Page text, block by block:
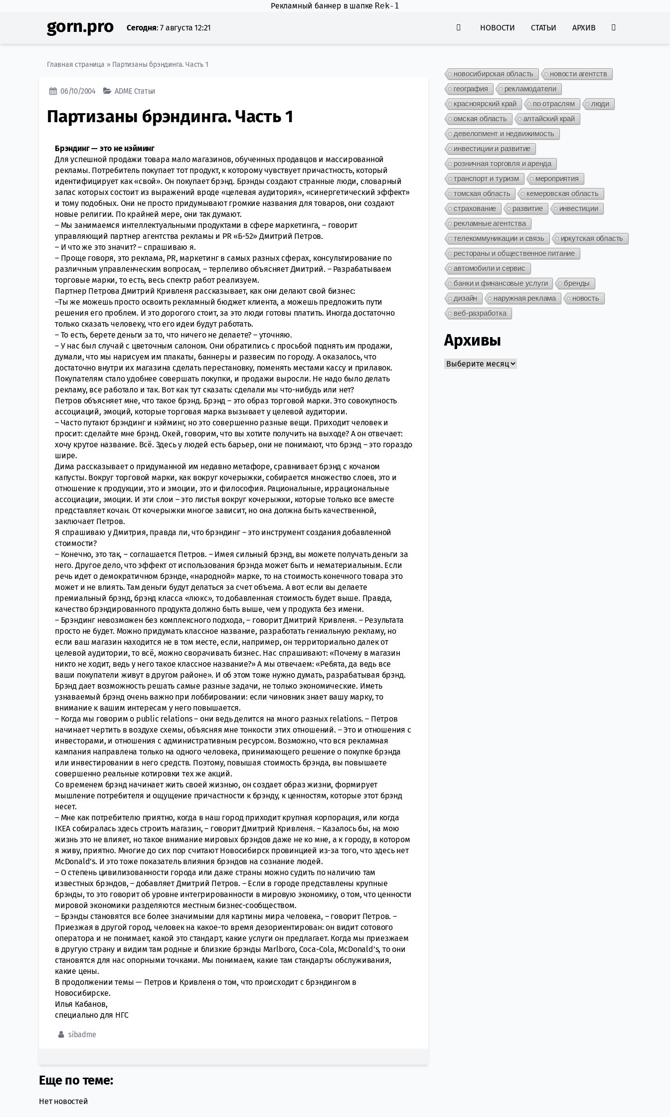
Рекламный баннер в шапке Rek-1
gorn.pro Сегодня: 7 августа 12:21 НОВОСТИ СТАТЬИ АРХИВ
Главная страница » Партизаны брэндинга. Часть 1
06/10/2004 ADME Статьи
Партизаны брэндинга. Часть 1
Брэндинг — это не нэйминг
Для успешной продажи товара мало магазинов, обученных продавцов и массированной
рекламы. Потребитель покупает тот продукт, к которому чувствует причастность, который
идентифицирует как «свой». Он покупает брэнд. Брэнды создают странные люди, словарный
запас которых состоит из выражений вроде «целевая аудитория», «синергетический эффект»
и тому подобных. Они не просто придумывают громкие названия для товаров, они создают
новые религии. По крайней мере, они так думают.
– Мы занимаемся интеллектуальными продуктами в сфере маркетинга, – говорит
управляющий партнер агентства рекламы и PR «Б-52» Дмитрий Петров.
– И что же это значит? – спрашиваю я.
– Проще говоря, это реклама, PR, маркетинг в самых разных сферах, консультирование по
различным управленческим вопросам, – терпеливо объясняет Дмитрий. – Разрабатываем
торговые марки, то есть, весь спектр работ реализуем.
Партнер Петрова Дмитрий Кривленя рассказывает, как они делают свой бизнес:
–Ты же можешь просто освоить рекламный бюджет клиента, а можешь предложить пути
решения его проблем. И это дорогого стоит, за это люди готовы платить. Иногда достаточно
только сказать человеку, что его идеи будут работать.
– То есть, берете деньги за то, что ничего не делаете? – уточняю.
– У нас был случай с цветочным салоном. Они обратились с просьбой поднять им продажи,
думали, что мы нарисуем им плакаты, баннеры и развесим по городу. А оказалось, что
достаточно внутри их магазина сделать перестановку, поменять местами кассу и прилавок.
Покупателям стало удобнее совершать покупки, и продажи выросли. Не надо было делать
рекламу, все работало и так. Вот как тут сказать: сделали мы что-нибудь или нет?
Петров объясняет мне, что такое брэнд. Брэнд – это образ торговой марки. Это совокупность
ассоциаций, эмоций, которые торговая марка вызывает у целевой аудитории.
– Часто путают брэндинг и нэйминг, но это совершенно разные вещи. Приходит человек и
просит: сделайте мне брэнд. Окей, говорим, что вы хотите получить на выходе? А он отвечает:
хочу крутое название. Всё. Здесь у людей есть барьер, они не понимают, что брэнд – это гораздо
шире.
Дима рассказывает о придуманной им недавно метафоре, сравнивает брэнд с кочаном
капусты. Вокруг торговой марки, как вокруг кочерыжки, собирается множество слоев, это и
отношение к продукции, это и эмоции, это и философия. Рациональные, иррациональные
ассоциации, эмоции. И эти слои – это листья вокруг кочерыжки, которые только все вместе
представляет кочан. От кочерыжки многое зависит, но она должна быть качественной,
заключает Петров.
Я спрашиваю у Дмитрия, правда ли, что брэндинг – это инструмент создания добавленной
стоимости?
– Конечно, это так, – соглашается Петров. – Имея сильный брэнд, вы можете получать деньги за
него. Другое дело, что эффект от использования брэнда может быть и нематериальным. Если
речь идет о демократичном брэнде, «народной» марке, то на стоимость конечного товара это
может и не влиять. Там деньги будут делаться за счет объема. А вот если вы делаете
премиальный брэнд, брэнд класса «люкс», то добавленная стоимость будет выше. Правда,
качество брэндированного продукта должно быть выше, чем у продукта без имени.
– Брэндинг невозможен без комплексного подхода, – говорит Дмитрий Кривленя. – Результата
просто не будет. Можно придумать классное название, разработать гениальную рекламу, но
если ваш магазин находится не в том месте, если, например, он территориально далек от
целевой аудитории, то всё, можно сворачивать бизнес. Нас спрашивают: «Почему в магазин
никто не ходит, ведь у него такое классное название?» А мы отвечаем: «Ребята, да ведь все
ваши покупатели живут в другом районе». И об этом тоже нужно думать, разрабатывая брэнд.
Брэнд дает возможность решать самые разные задачи, не только экономические. Иметь
узнаваемый брэнд очень важно при лоббировании: если чиновник знает вашу марку, то
внимание к вашим интересам у него повышается.
– Когда мы говорим о public relations – они ведь делится на много разных relations. – Петров
начинает чертить в воздухе схемы, объясняя мне тонкости этих отношений. – Это и отношения с
инвесторами, и отношения с административным ресурсом. Возможно, что вся рекламная
кампания направлена только на одного человека, принимающего решение о покупке брэнда
или инвестировании в него средств. Поэтому, повышая стоимость брэнда, вы повышаете
совершенно реальные котировки тех же акций.
Со временем брэнд начинает жить своей жизнью, он создает образ жизни, формирует
мышление потребителя и ощущение причастности к брэнду, к ценностям, которые этот брэнд
несет.
– Мне как потребителю приятно, когда в наш город приходит крупная корпорация, или когда
IKEA собиралась здесь строить магазин, – говорит Дмитрий Кривленя. – Казалось бы, на мою
жизнь это не влияет, но такое внимание мировых брэндов даже не ко мне, а к городу, в котором
я живу, приятно. Многие до сих пор считают Новосибирск провинцией из-за того, что здесь нет
McDonald’s. И это тоже показатель влияния брэндов на сознание людей.
– О степень цивилизованности города или даже страны можно судить по наличию там
известных брэндов, – добавляет Дмитрий Петров. – Если в городе представлены крупные
брэнды, то это говорит об уровне интегрированности в мировую экономику, о том, что ценности
мировой экономики разделяются местным бизнес-сообществом.
– Брэнды становятся все более значимыми для картины мира человека, – говорит Петров. –
Приезжая в другой город, человек на какое-то время дезориентирован: он видит сотового
оператора и не понимает, какой это стандарт, какие услуги он предлагает. Когда мы приезжаем
в другую страну и видим там родные и близкие брэнды Marlboro, Coca-Cola, McDonald’s, то они
становятся для нас опорными точками. Мы понимаем, какие там стандарты обслуживания,
какие цены.
В продолжении темы — Петров и Кривленя о том, что происходит с брэндингом в
Новосибирске.
Илья Кабанов,
специально для НГС
sibadme
Еще по теме:
Нет новостей
новосибирская область
новости агентств
география
рекламодатели
красноярский край
по отраслям
люди
омская область
алтайский край
девелопмент и недвижимость
инвестиции и развитие
розничная торговля и аренда
транспорт и туризм
мероприятия
томская область
кемеровская область
страхование
развитие
инвестиции
рекламные агентства
телекоммуникации и связь
иркутская область
рестораны и общественное питание
автомобили и сервис
банки и финансовые услуги
бренды
дизайн
наружная реклама
новость
веб-разработка
Архивы
Архивы